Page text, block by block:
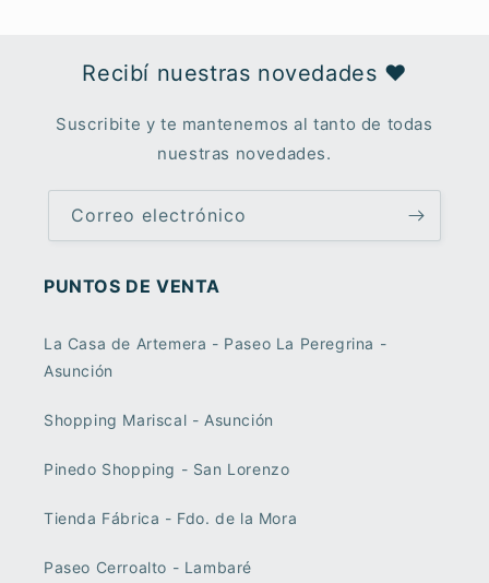
Recibí nuestras novedades ♥︎
Suscribite y te mantenemos al tanto de todas
nuestras novedades.
Correo electrónico
PUNTOS DE VENTA
La Casa de Artemera - Paseo La Peregrina -
Asunción
Shopping Mariscal - Asunción
Pinedo Shopping - San Lorenzo
Tienda Fábrica - Fdo. de la Mora
Paseo Cerroalto - Lambaré